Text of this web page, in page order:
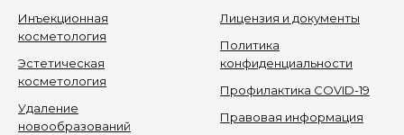
Инъекционная
косметология
Эстетическая
косметология
Удаление
новообразований
Лицензия и документы
Политика
конфиденциальности
Профилактика COVID-19
Правовая информация